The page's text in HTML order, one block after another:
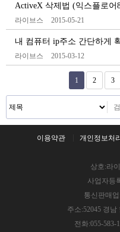
ActiveX 삭제법 (익스플로어
라이브스 2015-05-21
내 컴퓨터 ip주소 간단하게
라이브스 2015-03-12
1 2 3
이용약관 개인정보처
상호:라
사업자등
통신판매
주소:52045 경
전화:055-583-